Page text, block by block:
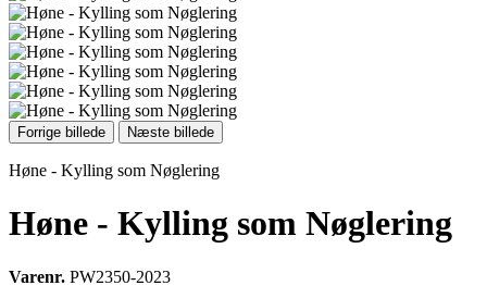
Forrige billede Næste billede
Høne - Kylling som Nøglering
Høne - Kylling som Nøglering
Varenr. PW2350-2023